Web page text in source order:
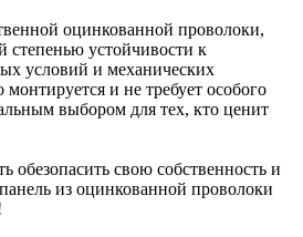
оцинкованной проволоки,
степенью устойчивости к
условий и механических
и не требует особого
выбором для тех, кто ценит
обезопасить свою собственность и
из оцинкованной проволоки